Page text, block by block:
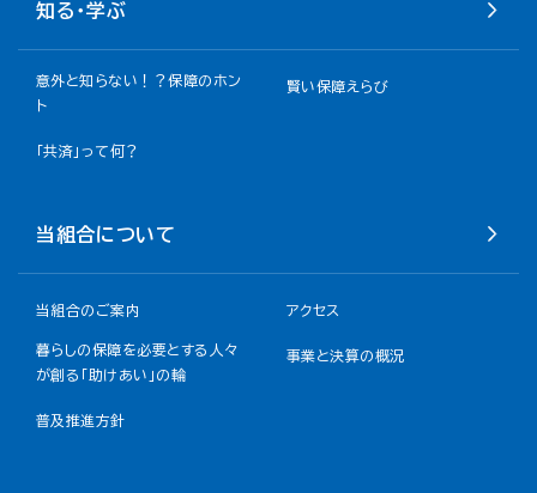
知る・学ぶ
意外と知らない！？保障のホン
ト
賢い保障えらび
「共済」って何？
当組合について
当組合のご案内 アクセス
暮らしの保障を必要とする人々
が創る「助けあい」の輪
事業と決算の概況
普及推進方針